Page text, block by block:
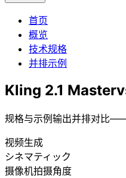
首页
概览
技术规格
并排示例
Kling 2.1 Master
规格与示例输出并排对比——
视频生成
シネマティック
摄像机拍摄角度